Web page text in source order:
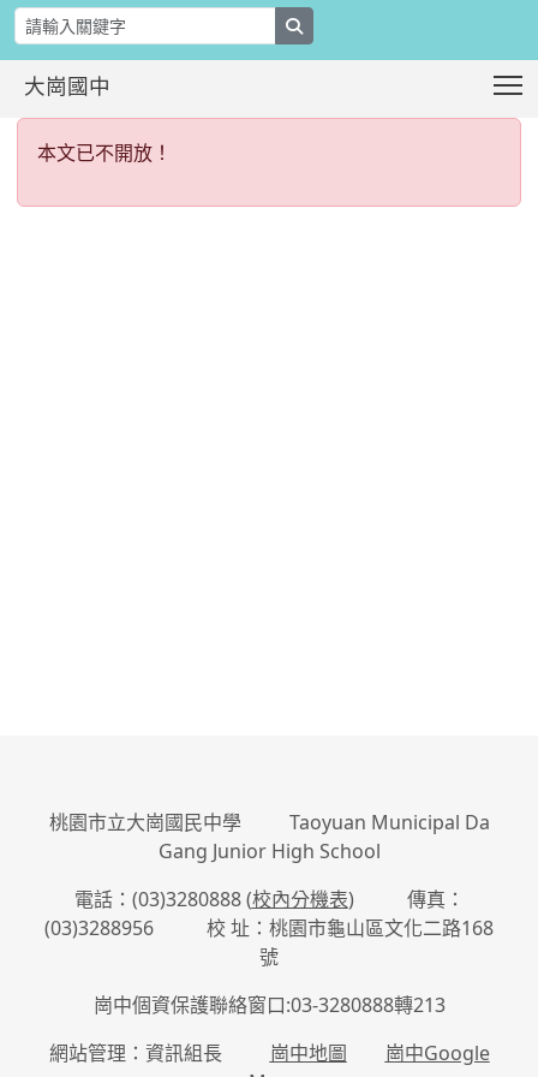
大崗國中
:::本文已不開放！
本文已不開放！
桃園市立大崗國民中學 Taoyuan Municipal Da
Gang Junior High School
電話：(03)3280888 (校內分機表) 傳真：
(03)3288956 校 址：桃園市龜山區文化二路168
號
崗中個資保護聯絡窗口:03-3280888轉213
網站管理：資訊組長 崗中地圖
崗中Google